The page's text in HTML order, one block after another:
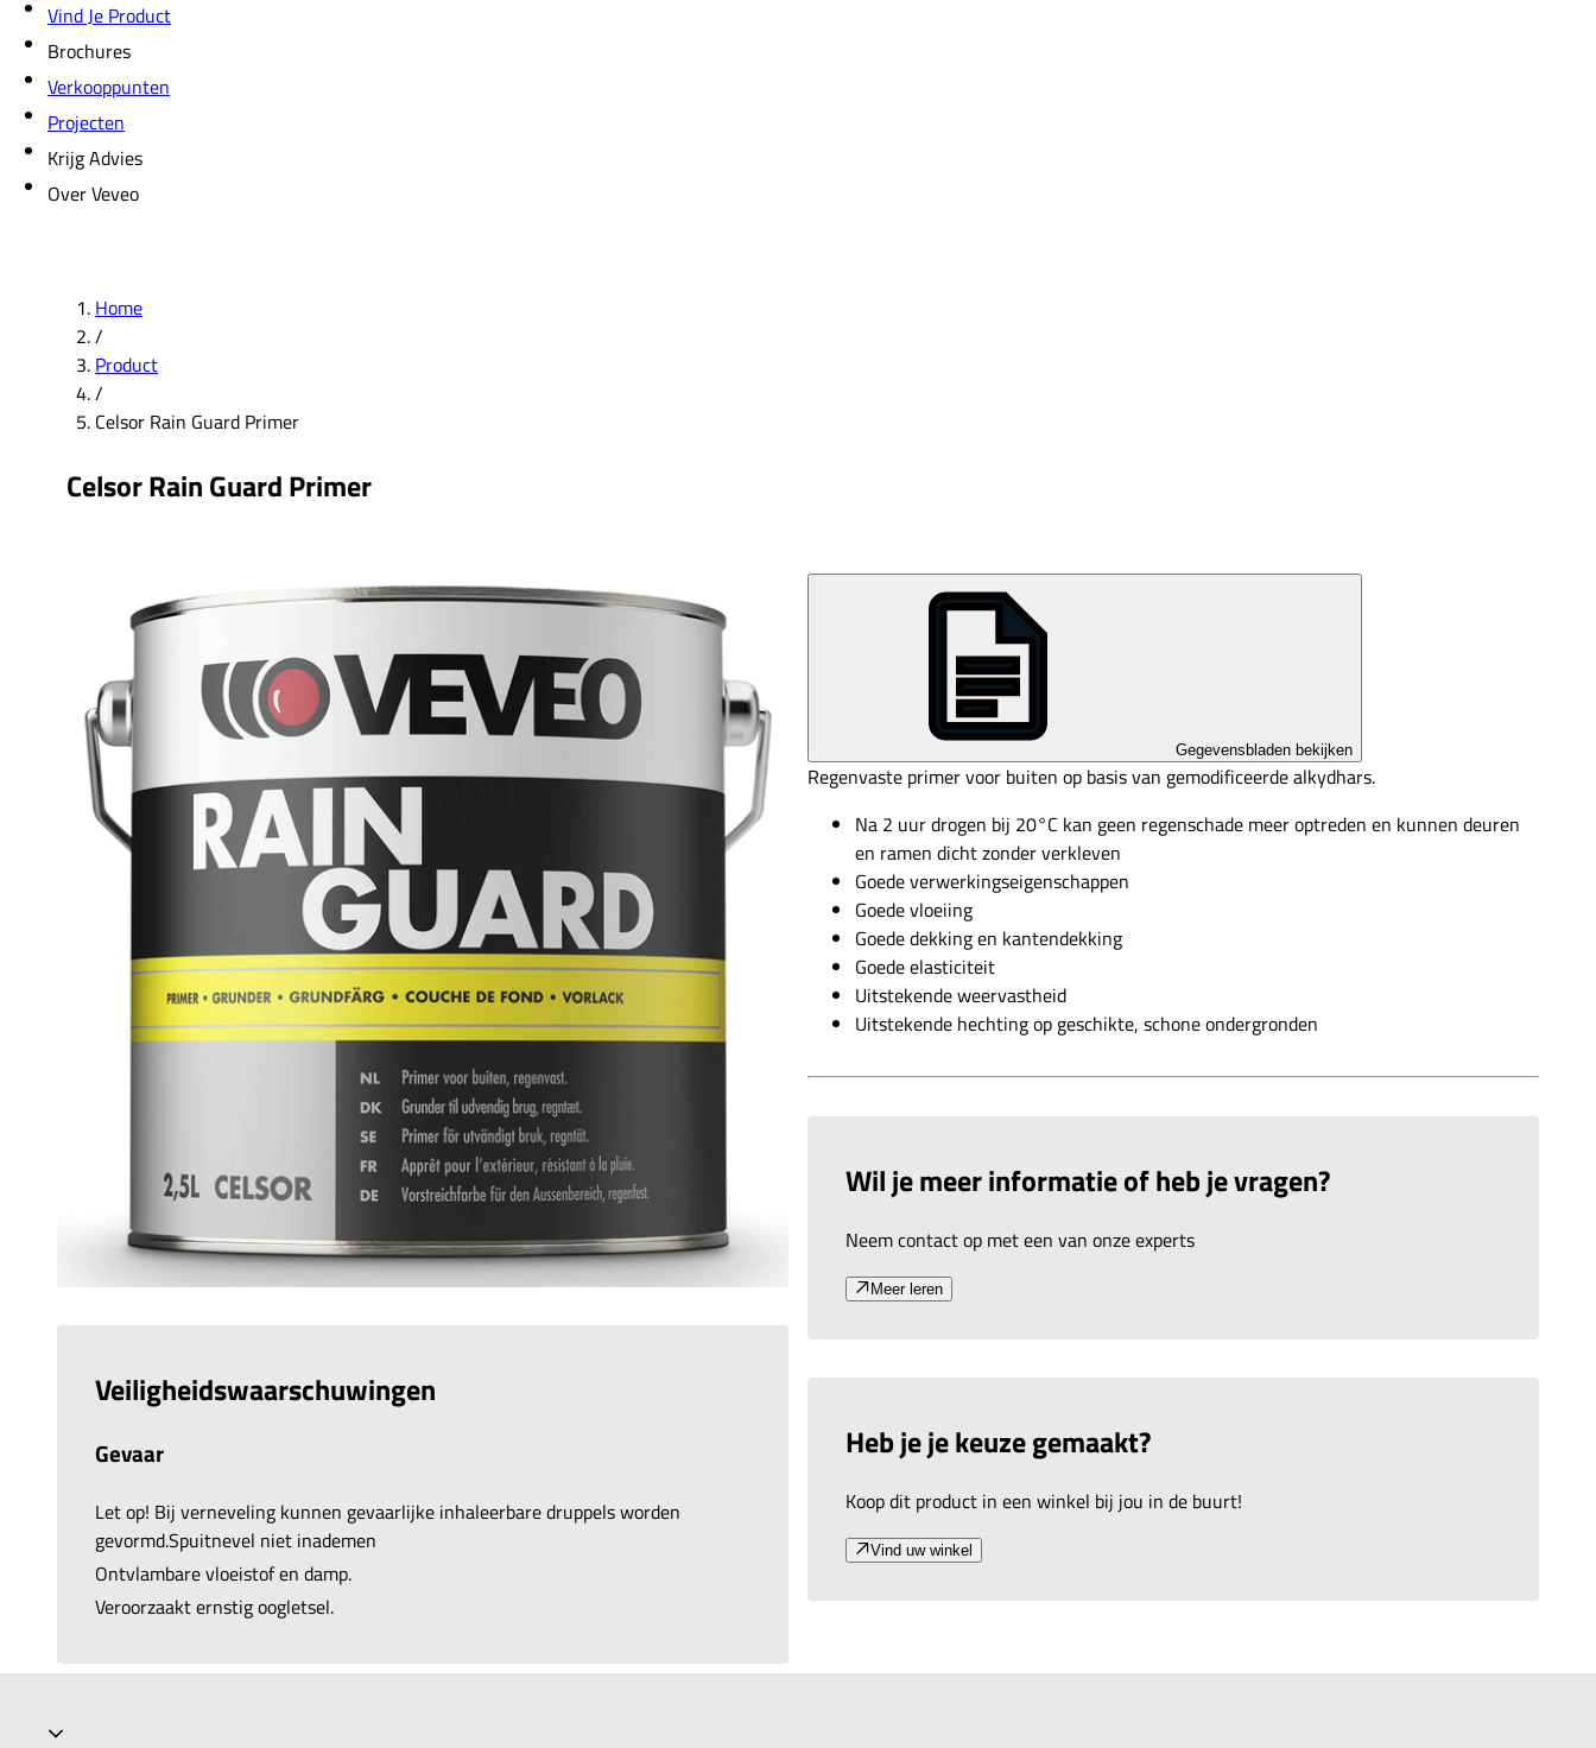
Vind Je Product
Brochures
Verkooppunten
Projecten
Krijg Advies
Over Veveo
Home
/
Product
/
Celsor Rain Guard Primer
Celsor Rain Guard Primer
Veiligheidswaarschuwingen
Gevaar
Let op! Bij verneveling kunnen gevaarlijke inhaleerbare druppels worden
gevormd.Spuitnevel niet inademen
Ontvlambare vloeistof en damp.
Veroorzaakt ernstig oogletsel.
Gegevensbladen bekijken
Regenvaste primer voor buiten op basis van gemodificeerde alkydhars.
Na 2 uur drogen bij 20°C kan geen regenschade meer optreden en kunnen deuren
en ramen dicht zonder verkleven
Goede verwerkingseigenschappen
Goede vloeiing
Goede dekking en kantendekking
Goede elasticiteit
Uitstekende weervastheid
Uitstekende hechting op geschikte, schone ondergronden
Wil je meer informatie of heb je vragen?
Neem contact op met een van onze experts
Meer leren
Heb je je keuze gemaakt?
Koop dit product in een winkel bij jou in de buurt!
Vind uw winkel